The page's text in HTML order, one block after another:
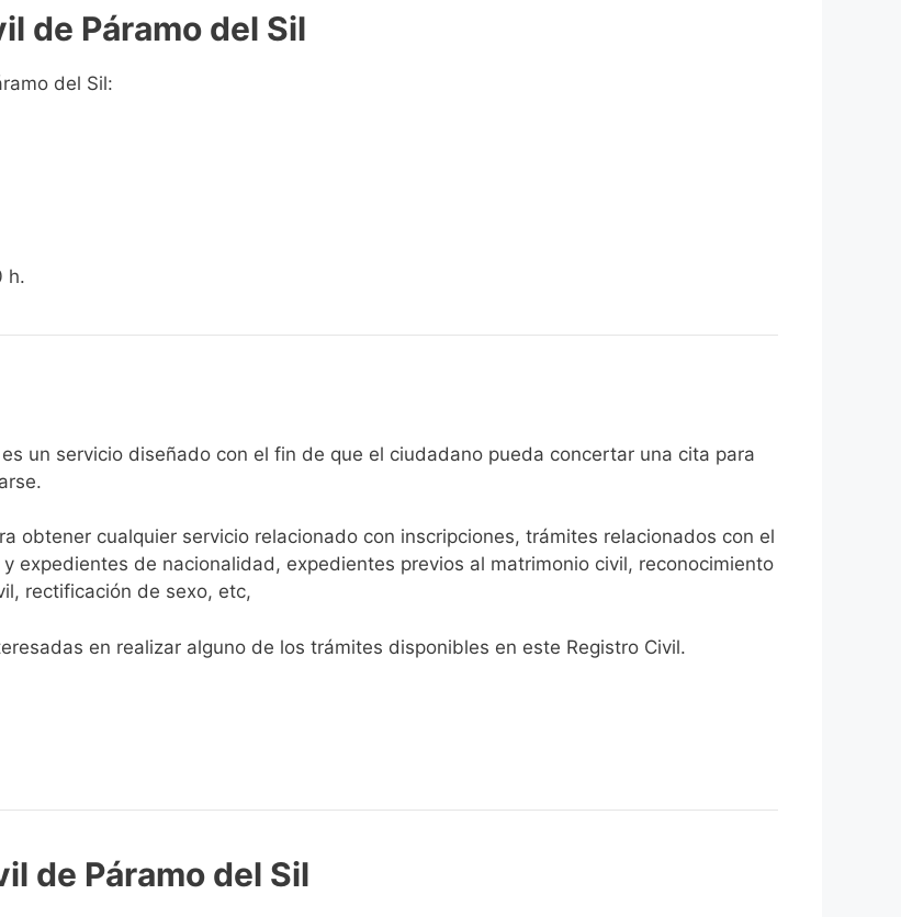
de Páramo del Sil
del Sil:
h.
un servicio diseñado con el fin de que el ciudadano pueda concertar una cita para
obtener cualquier servicio relacionado con inscripciones, trámites relacionados con el
expedientes de nacionalidad, expedientes previos al matrimonio civil, reconocimiento
rectificación de sexo, etc,
en realizar alguno de los trámites disponibles en este Registro Civil.​
de Páramo del Sil